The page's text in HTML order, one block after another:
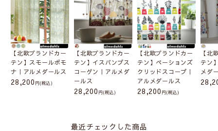
【北欧ブランドカー
テン】スモールポモ
ナ｜アルメダールス
28,200 (税込)
【北欧ブランドカー
テン】イスバンプス
コーゲン｜アルメダ
ールス
28,200 (税込)
【北欧ブランドカー
テン】ペーションズ
クリッドスコープ｜
アルメダールス
28,200 (税込)
【北
テン
メダ
最近チェックした商品